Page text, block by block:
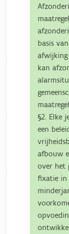
basis
afwijking
kan
§2. Elke
een
afbouw
over het
fixatie in